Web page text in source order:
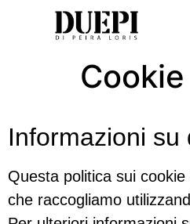
Informazioni su
Questa politica sui
che raccogliamo